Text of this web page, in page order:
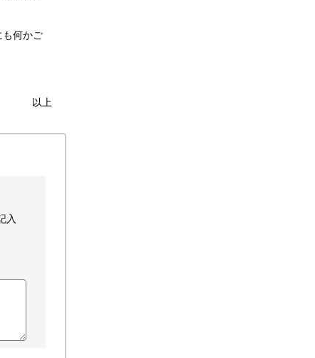
何かご
以上
入